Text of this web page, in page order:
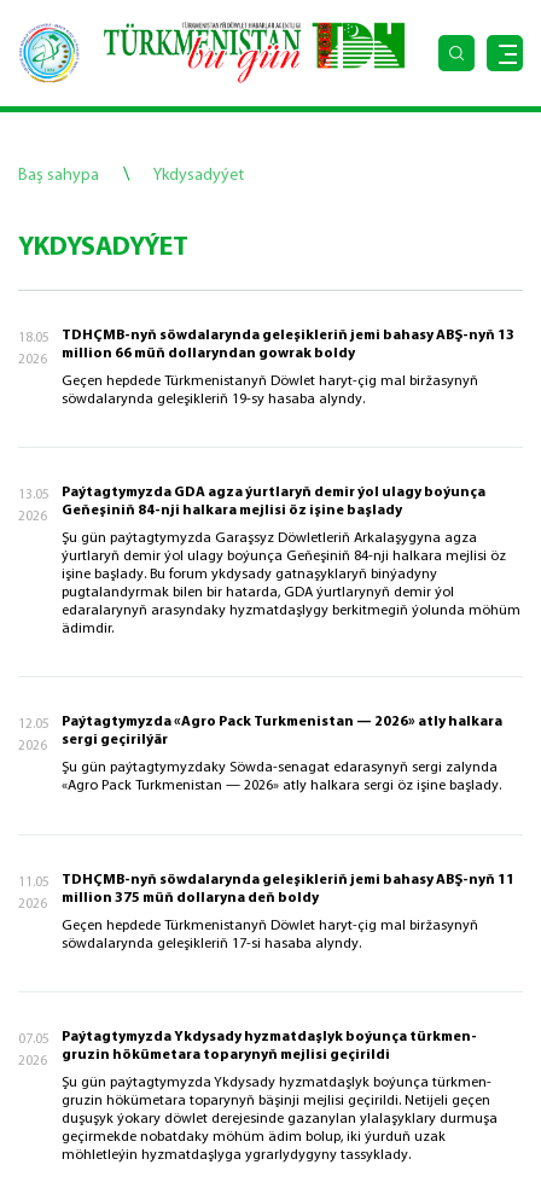
Baş sahypa \ Ykdysadyýet
YKDYSADYÝET
18.05
2026
TDHÇMB-nyň söwdalarynda geleşikleriň jemi bahasy ABŞ-nyň 13
million 66 müň dollaryndan gowrak boldy
Geçen hepdede Türkmenistanyň Döwlet haryt-çig mal biržasynyň
söwdalarynda geleşikleriň 19-sy hasaba alyndy.
13.05
2026
Paýtagtymyzda GDA agza ýurtlaryň demir ýol ulagy boýunça
Geňeşiniň 84-nji halkara mejlisi öz işine başlady
Şu gün paýtagtymyzda Garaşsyz Döwletleriň Arkalaşygyna agza
ýurtlaryň demir ýol ulagy boýunça Geňeşiniň 84-nji halkara mejlisi öz
işine başlady. Bu forum ykdysady gatnaşyklaryň binýadyny
pugtalandyrmak bilen bir hatarda, GDA ýurtlarynyň demir ýol
edaralarynyň arasyndaky hyzmatdaşlygy berkitmegiň ýolunda möhüm
ädimdir.
12.05
2026
Paýtagtymyzda «Agro Pack Turkmenistan — 2026» atly halkara
sergi geçirilýär
Şu gün paýtagtymyzdaky Söwda-senagat edarasynyň sergi zalynda
«Agro Pack Turkmenistan — 2026» atly halkara sergi öz işine başlady.
11.05
2026
TDHÇMB-nyň söwdalarynda geleşikleriň jemi bahasy ABŞ-nyň 11
million 375 müň dollaryna deň boldy
Geçen hepdede Türkmenistanyň Döwlet haryt-çig mal biržasynyň
söwdalarynda geleşikleriň 17-si hasaba alyndy.
07.05
2026
Paýtagtymyzda Ykdysady hyzmatdaşlyk boýunça türkmen-
gruzin hökümetara toparynyň mejlisi geçirildi
Şu gün paýtagtymyzda Ykdysady hyzmatdaşlyk boýunça türkmen-
gruzin hökümetara toparynyň bäşinji mejlisi geçirildi. Netijeli geçen
duşuşyk ýokary döwlet derejesinde gazanylan ylalaşyklary durmuşa
geçirmekde nobatdaky möhüm ädim bolup, iki ýurduň uzak
möhletleýin hyzmatdaşlyga ygrarlydygyny tassyklady.